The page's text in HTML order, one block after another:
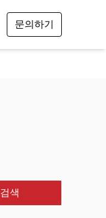
문의하기
검색